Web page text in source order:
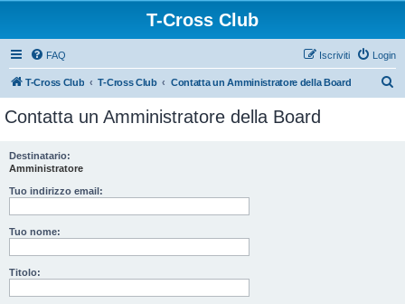
T-Cross Club
FAQ Login
Iscriviti
T-Cross Club T-Cross Club Contatta un Amministratore della Board
Contatta un Amministratore della Board
Destinatario:
Amministratore
Tuo indirizzo email:
Tuo nome:
Titolo: